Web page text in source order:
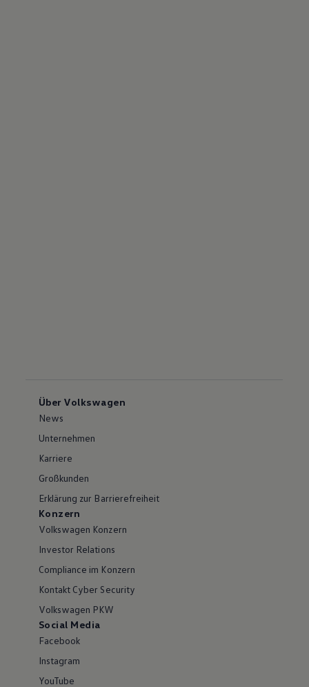
Über Volkswagen
News
Unternehmen
Karriere
Großkunden
Erklärung zur Barrierefreiheit
Konzern
Volkswagen Konzern
Investor Relations
Compliance im Konzern
Kontakt Cyber Security
Volkswagen PKW
Social Media
Facebook
Instagram
YouTube